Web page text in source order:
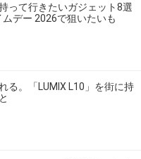
って行きたいガジェット8選
デー 2026で狙いたいも
る。「LUMIX L10」を街に持